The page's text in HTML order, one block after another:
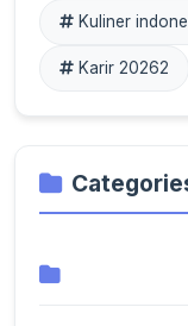
Kuliner
Karir 20262